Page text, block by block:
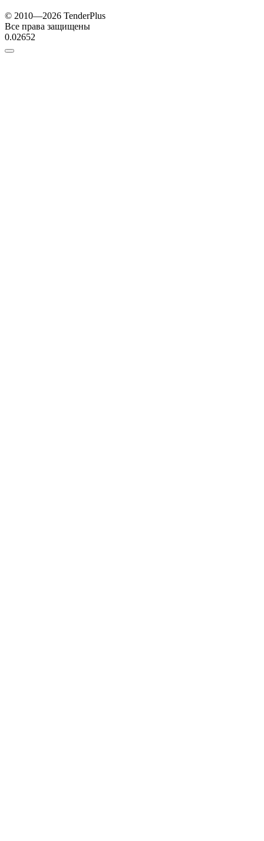
© 2010—2026 TenderPlus
Все права защищены
0.02652